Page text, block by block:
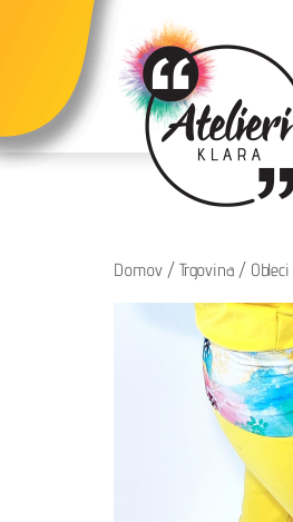
Domov / Trgovina /